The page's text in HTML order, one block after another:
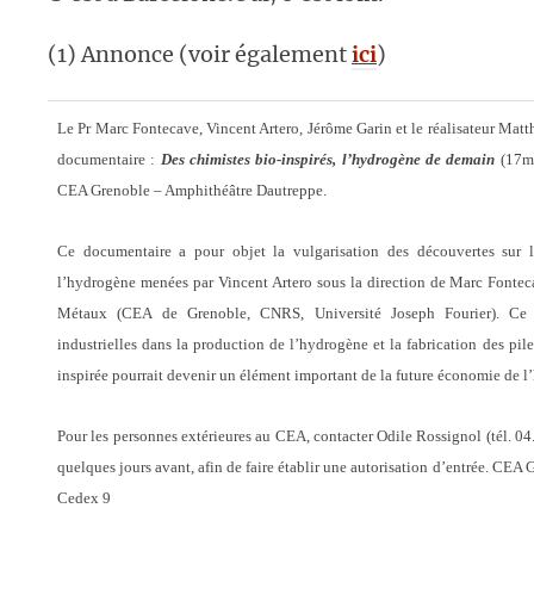
(1) Annonce (voir égalementici)
Le Pr Marc Fontecave, Vincent Artero, Jérôme Garin et le réalisateur
documentaire : Des chimistes bio-inspirés, l’hydrogène de demain
CEA Grenoble – Amphithéâtre Dautreppe.
Ce documentaire a pour objet la vulgarisation des découvertes sur
l’hydrogène menées par Vincent Artero sous la direction de Marc
Métaux (CEA de Grenoble, CNRS, Université Joseph Fourier).
industrielles dans la production de l’hydrogène et la fabrication des
inspirée pourrait devenir un élément important de la future économie de
Pour les personnes extérieures au CEA, contacter Odile Rossignol (tél.
quelques jours avant, afin de faire établir une autorisation d’entrée. CEA
Cedex 9